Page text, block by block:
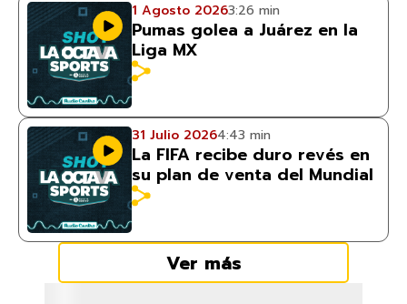
1 Agosto 20263:26 min
Pumas golea a Juárez en la
Liga MX
31 Julio 20264:43 min
La FIFA recibe duro revés en
su plan de venta del Mundial
Ver más